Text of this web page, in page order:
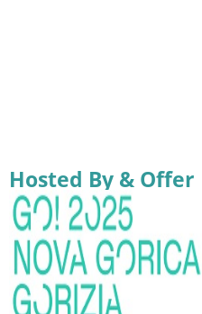
Hosted By & Offer